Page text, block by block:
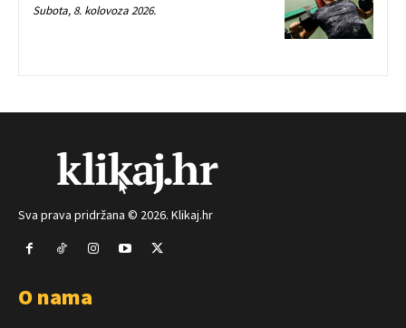
Subota, 8. kolovoza 2026.
Sva prava pridržana © 2026. Klikaj.hr
O nama